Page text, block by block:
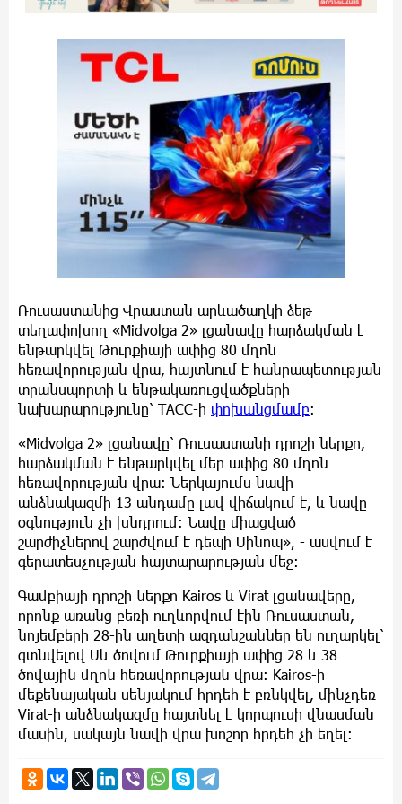
Ռուսաստանից Վրաստան արևածաղկի ձեթ
տեղափոխող «Midvolga 2» լցանավը հարձակման է
ենթարկվել Թուրքիայի ափից 80 մղոն
հեռավորության վրա, հայտնում է հանրապետության
տրանսպորտի և ենթակառուցվածքների
նախարարությունը՝ ТАСС-ի փոխանցմամբ։
«Midvolga 2» լցանավը՝ Ռուսաստանի դրոշի ներքո,
հարձակման է ենթարկվել մեր ափից 80 մղոն
հեռավորության վրա։ Ներկայումս նավի
անձնակազմի 13 անդամը լավ վիճակում է, և նավը
օգնություն չի խնդրում։ Նավը միացված
շարժիչներով շարժվում է դեպի Սինոպ», - ասվում է
գերատեսչության հայտարարության մեջ։
Գամբիայի դրոշի ներքո Kairos և Virat լցանավերը,
որոնք առանց բեռի ուղևորվում էին Ռուսաստան,
նոյեմբերի 28-ին աղետի ազդանշաններ են ուղարկել՝
գտնվելով Սև ծովում Թուրքիայի ափից 28 և 38
ծովային մղոն հեռավորության վրա։ Kairos-ի
մեքենայական սենյակում հրդեհ է բռնկվել, մինչդեռ
Virat-ի անձնակազմը հայտնել է կորպուսի վնասման
մասին, սակայն նավի վրա խոշոր հրդեհ չի եղել։